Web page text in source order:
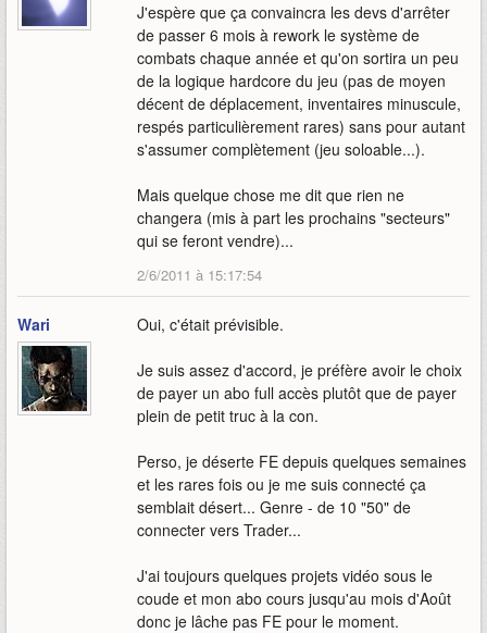
J'espère que ça convaincra les devs d'arrêter
de passer 6 mois à rework le système de
combats chaque année et qu'on sortira un peu
de la logique hardcore du jeu (pas de moyen
décent de déplacement, inventaires minuscule,
respés particulièrement rares) sans pour autant
s'assumer complètement (jeu soloable...).
Mais quelque chose me dit que rien ne
changera (mis à part les prochains "secteurs"
qui se feront vendre)...
2/6/2011 à 15:17:54
Wari Oui, c'était prévisible.
Je suis assez d'accord, je préfère avoir le choix
de payer un abo full accès plutôt que de payer
plein de petit truc à la con.
Perso, je déserte FE depuis quelques semaines
et les rares fois ou je me suis connecté ça
semblait désert... Genre - de 10 "50" de
connecter vers Trader...
J'ai toujours quelques projets vidéo sous le
coude et mon abo cours jusqu'au mois d'Août
donc je lâche pas FE pour le moment.